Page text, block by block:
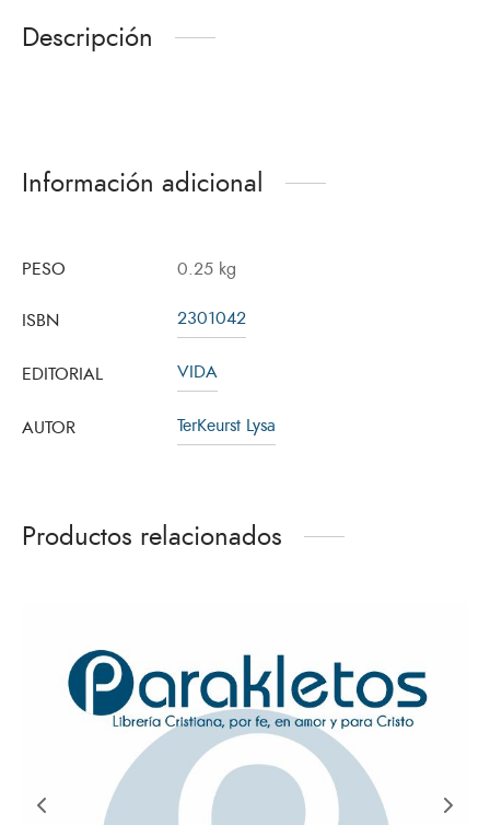
Descripción
Información adicional
PESO 0.25 kg
ISBN 2301042
EDITORIAL VIDA
AUTOR TerKeurst Lysa
Productos relacionados